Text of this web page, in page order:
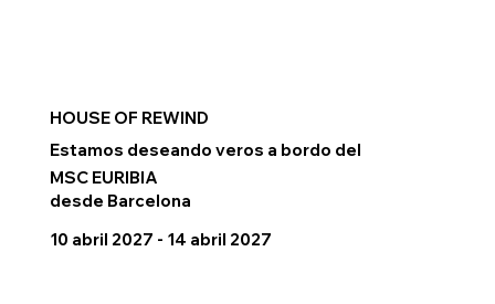
HOUSE OF REWIND
Estamos deseando veros a bordo del
MSC EURIBIA
desde Barcelona
10 abril 2027 - 14 abril 2027